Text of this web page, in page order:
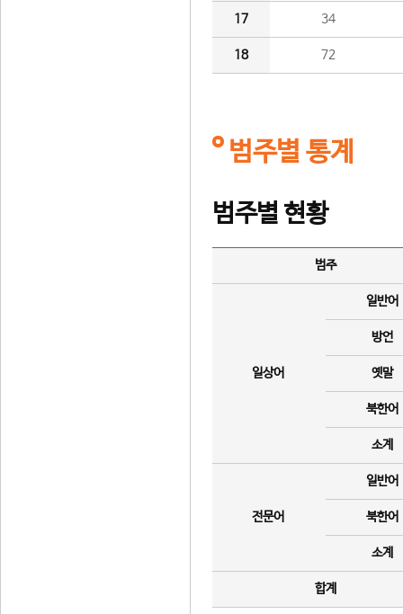
17 34
18 72
범주별 통계
범주별 현황
범주
일상어
일반어
방언
옛말
북한어
소계
전문어
일반어
북한어
소계
합계